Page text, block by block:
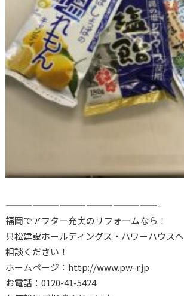
—————————————————-
福岡でアフター充実のリフォームなら！
只松建設ホールディングス・パワーハウスへ
相談ください！
ホームページ：http://www.pw-r.jp
お電話：0120-41-5424